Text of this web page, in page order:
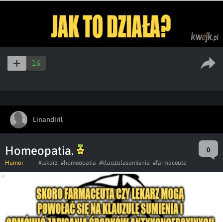
16
Linandiril
Homeopatia. 0
Humor #lekarz #homeopatia #klauzulasumienia #farmaceuta